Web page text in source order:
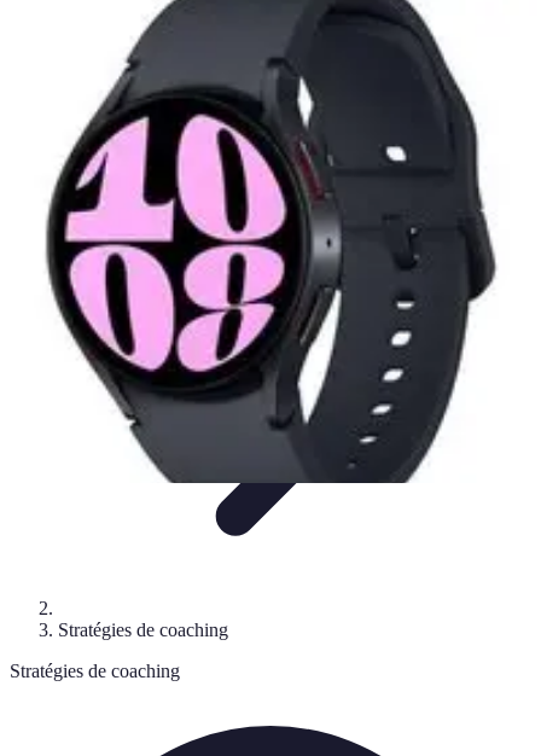
Coaching Training
Évaluation et Méthodes
Techniques de
Coaching Personnel Compétences
Coaching Training
Stratégies de coaching
Stratégies de coaching